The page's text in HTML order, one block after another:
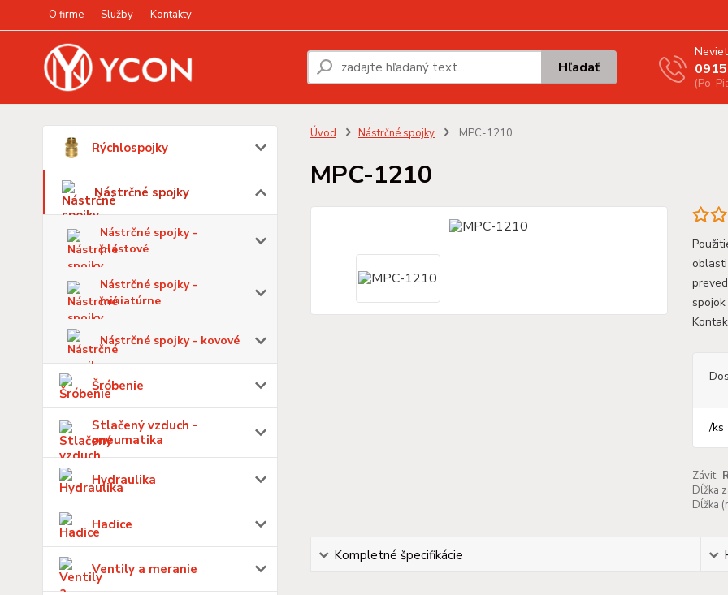
O firme Služby Kontakty
Hľadať
(Po-
Rýchlospojky
Nástrčné spojky
Nástrčné spojky -
plastové
Nástrčné spojky -
miniatúrne
Nástrčné spojky - kovové
Šróbenie
Stlačený vzduch -
pneumatika
Hydraulika
Hadice
Ventily a meranie
Úvod Nástrčné spojky MPC-1210
MPC-1210
/ks
Závit:
Dĺžka
Dĺžka
Kompletné špecifikácie